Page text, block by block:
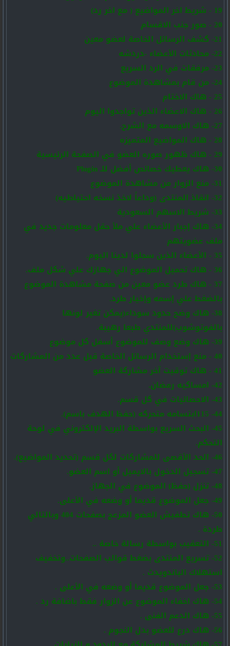
19 - شريط اخر المواضيع ( مع اخر رد)
20 - صور جنب الاقسام
21- كشف الرسائل الخاصة لعضو معين
22- محادثات الأعضاء -دردشه
23- مرفقات في الرد السريع
24- من قام بمشاهدة الموضوع
25 - هاك الاختام
26 - هاك الاعضاء الذين تواجدوا اليوم
27- هاك الاوسمه مع الشرح.
28 - هاك المواضيع المتميزه
29 - هاك ظهور صوره العضو في الصفحة الرئيسية
30- هاك يعطيك خصائص أفضل للـ Plugin
31- منع الزوار من مشاهدة الموضوع
32- انقاذ المنتدى (وداعاً لاخذ نسخه احتياطيه)
33- شريط الاسهم السعودية
34- هاك إجبار الأعضاء علي ملأ حقل معلومات جديد في
ملف عضويتهم
35 - الأعضاء الذين سجلوا لدينا اليوم.
36 - هاك تحميل الموضوع الي جهازك علي شكل ملف.
37 - هاك طرد عضو معين من صفحة مشاهدة الموضوع
بالضغط علي إسمه وإخيار طرد.
38- هاك وضح حدود سوداء(يمكن تغير لونها
بالفوتوشوب)للمنتدي طبعا رهيبة.
39- هاك وضع وصف للموضوع أسفل كل موضوع
40 - منع إستخدام الرسائل الخاصة قبل عدد من المشاركات
41 - هاك توقيت آخر مشاركة العضو
42- امساكيه رمضان.
43- الاحصائيات في كل قسم.
44- 115ابتسامه متحركه (حفظ الهدف باسم).
45- البحث السريع بواسطة البريد الإلكتروني في لوحة
التحكم.
46- الحد الأقصى للمشاركات لكل قسم (تحديد المواضيع).
47- تسجيل الدخول بالايميل أو اسم العضو.
48- تنزل (حفظ) الموضوع في الجهاز.
49- جعل الموضوع قديما أو وضعه في الأعلى.
50- هاك تطفيش العضو المزعج بصفحات 404 وبالتالي
طردة .
51- التعقيب بواسطة رسالة خاصة ..
52- تسريع المنتدى بضغط قوالب الصفحات..وتخفيف
استهلاك الباندويدث .
53- جعل الموضوع قديما أو وضعه في الأعلى .
54- هاك اخفاء الموضوع عن الزوار فقط باضافة رد .
55- هاك الدعم الفنى .
56- هاك درع للعضو بدل النجوم .